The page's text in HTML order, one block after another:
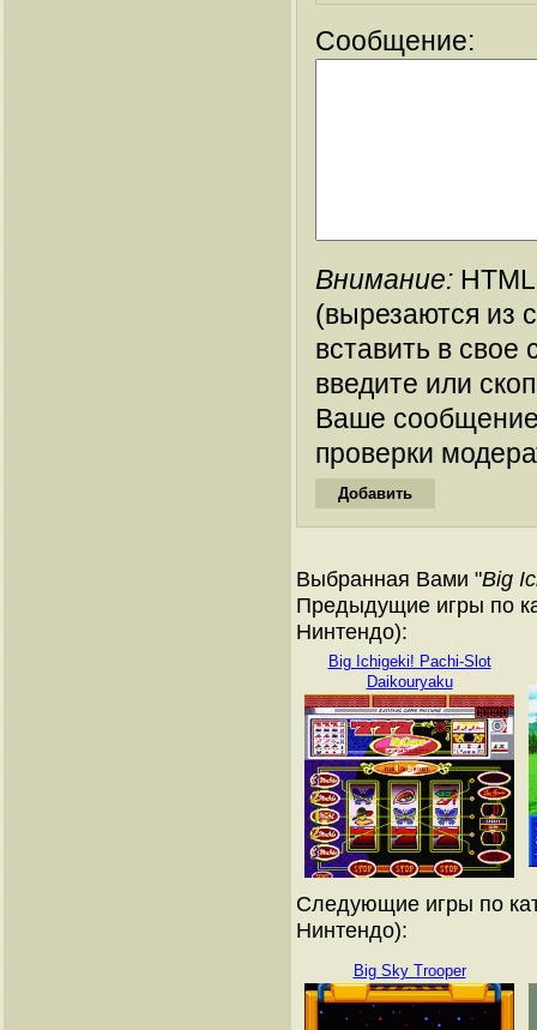
Сообщение:
Внимание:
(вырезаются из
вставить в
введите или
Ваше
проверки
Выбранная Вами "Big
Предыдущие игры по
Нинтендо):
Big Ichigeki! Pachi-Slot
Daikouryaku
Следующие игры по
Нинтендо):
Big Sky Trooper